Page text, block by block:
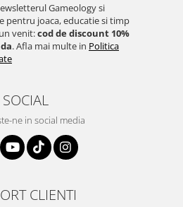
Gameology si
pentru joaca, educatie si timp
venit:cod de discount 10%
. Afla mai multe in Politica
SOCIAL
ne in social media
CLIENTI